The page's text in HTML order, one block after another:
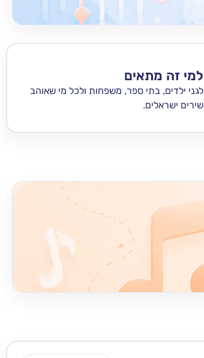
למי זה מתאים
לגני ילדים, בתי ספר, משפחות ולכל מי שאוהב
שירים ישראלים.